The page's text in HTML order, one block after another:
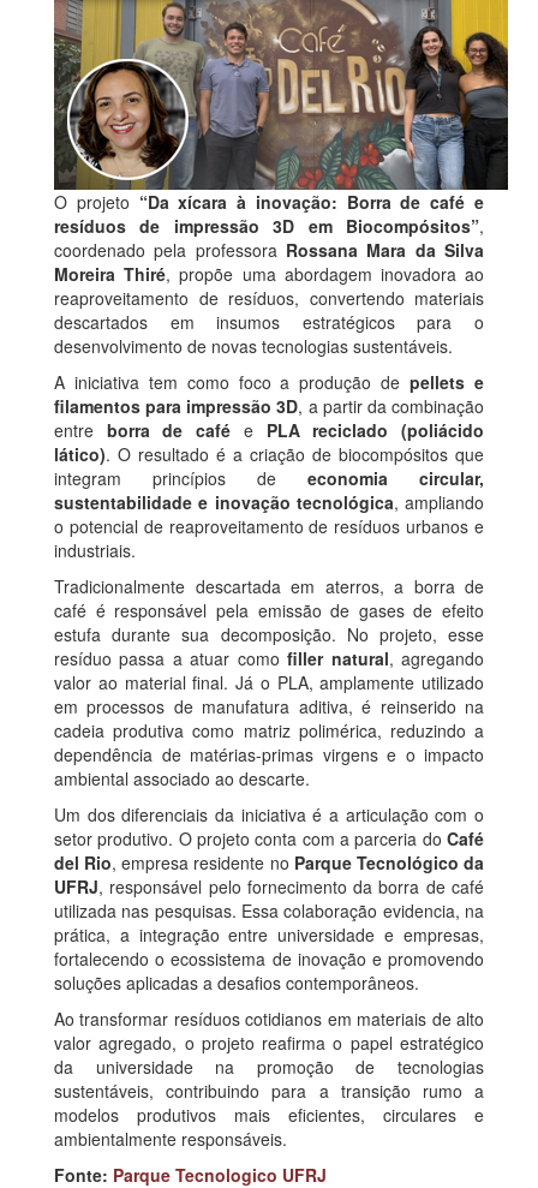
O projeto “Da xícara à inovação: Borra de café e
resíduos de impressão 3D em Biocompósitos”,
coordenado pela professora Rossana Mara da Silva
Moreira Thiré, propõe uma abordagem inovadora ao
reaproveitamento de resíduos, convertendo materiais
descartados em insumos estratégicos para o
desenvolvimento de novas tecnologias sustentáveis.
A iniciativa tem como foco a produção depellets e
filamentos para impressão 3D, a partir da combinação
entre borra de café e PLA reciclado (poliácido
lático). O resultado é a criação de biocompósitos que
integram princípios de economia circular,
sustentabilidade e inovação tecnológica, ampliando
o potencial de reaproveitamento de resíduos urbanos e
industriais.
Tradicionalmente descartada em aterros, a borra de
café é responsável pela emissão de gases de efeito
estufa durante sua decomposição. No projeto, esse
resíduo passa a atuar comofiller natural, agregando
valor ao material final. Já o PLA, amplamente utilizado
em processos de manufatura aditiva, é reinserido na
cadeia produtiva como matriz polimérica, reduzindo a
dependência de matérias-primas virgens e o impacto
ambiental associado ao descarte.
Um dos diferenciais da iniciativa é a articulação com o
setor produtivo. O projeto conta com a parceria do Café
del Rio, empresa residente no Parque Tecnológico da
UFRJ, responsável pelo fornecimento da borra de café
utilizada nas pesquisas. Essa colaboração evidencia, na
prática, a integração entre universidade e empresas,
fortalecendo o ecossistema de inovação e promovendo
soluções aplicadas a desafios contemporâneos.
Ao transformar resíduos cotidianos em materiais de alto
valor agregado, o projeto reafirma o papel estratégico
da universidade na promoção de tecnologias
sustentáveis, contribuindo para a transição rumo a
modelos produtivos mais eficientes, circulares e
ambientalmente responsáveis.
Fonte: Parque Tecnologico UFRJ